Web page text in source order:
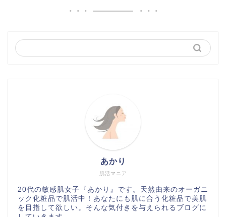
肌活マニア
あかり
20代の敏感肌女子『あかり』です。天然由来のオーガニ
ック化粧品で肌活中！あなたにも肌に合う化粧品で美肌
を目指して欲しい。そんな気付きを与えられるブログに